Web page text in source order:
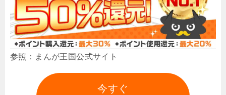
参照：まんが王国公式サイト
今すぐ